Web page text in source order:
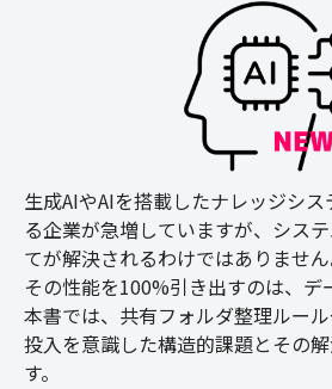
生成AIやAIを搭載したナレッジシ
る企業が急増していますが、シス
てが解決されるわけではありません
その性能を100%引き出すのは、デ
本書では、共有フォルダ整理ルー
投入を意識した構造的課題とその
す。